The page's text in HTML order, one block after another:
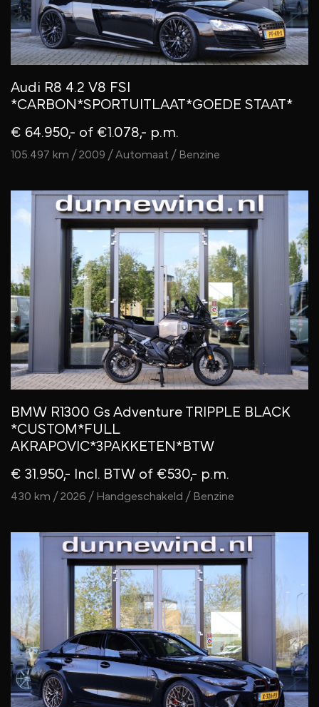
Audi R8 4.2 V8 FSI
*CARBON*SPORTUITLAAT*GOEDE STAAT*
€ 64.950,- of €1.078,- p.m.
105.497 km / 2009 / Automaat / Benzine
BMW R1300 Gs Adventure TRIPPLE BLACK
*CUSTOM*FULL
AKRAPOVIC*3PAKKETEN*BTW
€ 31.950,- Incl. BTW of €530,- p.m.
430 km / 2026 / Handgeschakeld / Benzine